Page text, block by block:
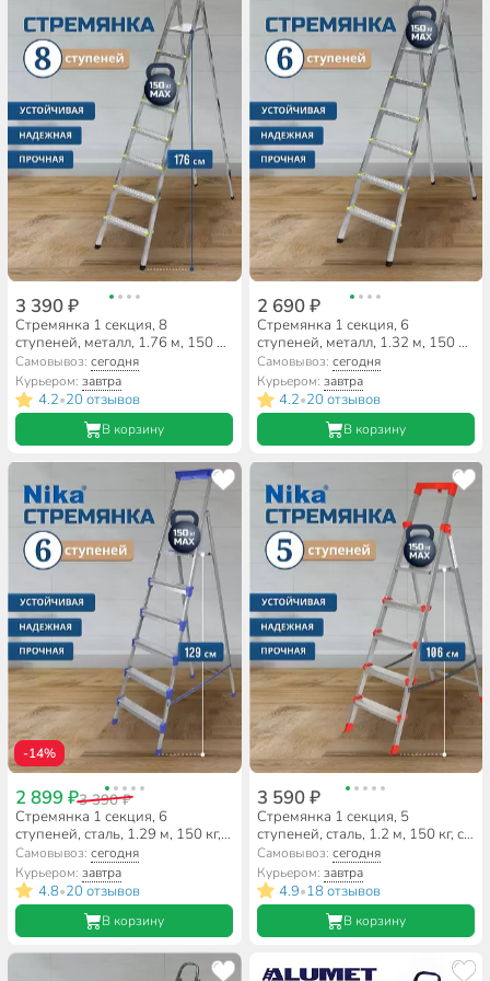
3 390 ₽
Стремянка 1 секция, 8
ступеней, металл, 1.76 м, 150 кг,
Amigo, ЛС1008
Самовывоз:сегодня
Курьером:завтра
4.2•20 отзывов
В корзину
2 690 ₽
Стремянка 1 секция, 6
ступеней, металл, 1.32 м, 150 кг,
Amigo, ЛС1006
Самовывоз: сегодня
Курьером: завтра
4.2•20 отзывов
В корзину
-14%
2 899 ₽3 390 ₽
Стремянка 1 секция, 6
ступеней, сталь, 1.29 м, 150 кг,
Nika, СМ6
Самовывоз:сегодня
Курьером:завтра
4.8•20 отзывов
В корзину
3 590 ₽
Стремянка 1 секция, 5
ступеней, сталь, 1.2 м, 150 кг, с
широкой ступенью, Nika,
ННСУ5
Самовывоз: сегодня
Курьером: завтра
4.9•18 отзывов
В корзину